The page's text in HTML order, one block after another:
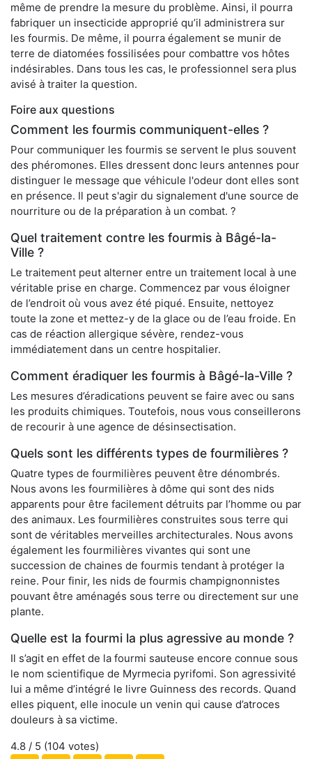
même de prendre la mesure du problème. Ainsi, il pourra
fabriquer un insecticide approprié qu’il administrera sur
les fourmis. De même, il pourra également se munir de
terre de diatomées fossilisées pour combattre vos hôtes
indésirables. Dans tous les cas, le professionnel sera plus
avisé à traiter la question.
Foire aux questions
Comment les fourmis communiquent-elles ?
Pour communiquer les fourmis se servent le plus souvent
des phéromones. Elles dressent donc leurs antennes pour
distinguer le message que véhicule l'odeur dont elles sont
en présence. Il peut s'agir du signalement d'une source de
nourriture ou de la préparation à un combat. ?
Quel traitement contre les fourmis à Bâgé-la-
Ville ?
Le traitement peut alterner entre un traitement local à une
véritable prise en charge. Commencez par vous éloigner
de l’endroit où vous avez été piqué. Ensuite, nettoyez
toute la zone et mettez-y de la glace ou de l’eau froide. En
cas de réaction allergique sévère, rendez-vous
immédiatement dans un centre hospitalier.
Comment éradiquer les fourmis à Bâgé-la-Ville ?
Les mesures d’éradications peuvent se faire avec ou sans
les produits chimiques. Toutefois, nous vous conseillerons
de recourir à une agence de désinsectisation.
Quels sont les différents types de fourmilières ?
Quatre types de fourmilières peuvent être dénombrés.
Nous avons les fourmilières à dôme qui sont des nids
apparents pour être facilement détruits par l’homme ou par
des animaux. Les fourmilières construites sous terre qui
sont de véritables merveilles architecturales. Nous avons
également les fourmilières vivantes qui sont une
succession de chaines de fourmis tendant à protéger la
reine. Pour finir, les nids de fourmis champignonnistes
pouvant être aménagés sous terre ou directement sur une
plante.
Quelle est la fourmi la plus agressive au monde ?
Il s’agit en effet de la fourmi sauteuse encore connue sous
le nom scientifique de Myrmecia pyrifomi. Son agressivité
lui a même d’intégré le livre Guinness des records. Quand
elles piquent, elle inocule un venin qui cause d’atroces
douleurs à sa victime.
4.8 / 5 (104 votes)